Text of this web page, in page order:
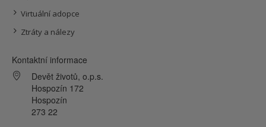
Virtuální adopce
Ztráty a nálezy
Kontaktní informace
Devět životů, o.p.s.
Hospozín 172
Hospozín
273 22